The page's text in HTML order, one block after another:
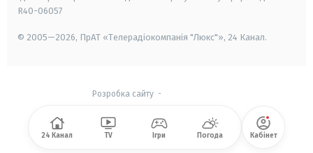
R40-06057
© 2005—2026, ПрАТ «Телерадіокомпанія "Люкс"», 24 Канал.
Розробка сайту-
24 Канал TV Ігри Погода Кабінет